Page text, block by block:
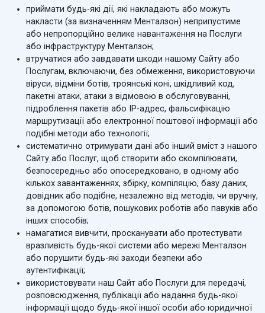
приймати будь-які дії, які накладають або можуть
накласти (за визначенням Менталзон) неприпустиме
або непропорційно велике навантаження на Послуги
або інфраструктуру Менталзон;
втручатися або завдавати шкоди нашому Сайту або
Послугам, включаючи, без обмеження, використовуючи
віруси, відміни ботів, троянські коні, шкідливий код,
пакетні атаки, атаки з відмовою в обслуговуванні,
підроблення пакетів або IP-адрес, фальсифікацію
маршрутизації або електронної поштової інформації або
подібні методи або технології;
систематично отримувати дані або інший вміст з нашого
Сайту або Послуг, щоб створити або скомпілювати,
безпосередньо або опосередковано, в одному або
кількох завантаженнях, збірку, компіляцію, базу даних,
довідник або подібне, незалежно від методів, чи вручну,
за допомогою ботів, пошукових роботів або павуків або
інших способів;
намагатися вивчити, просканувати або протестувати
вразливість будь-якої системи або мережі Менталзон
або порушити будь-які заходи безпеки або
аутентифікації;
використовувати наш Сайт або Послуги для передачі,
розповсюдження, публікації або надання будь-якої
інформації щодо будь-якої іншої особи або юридичної